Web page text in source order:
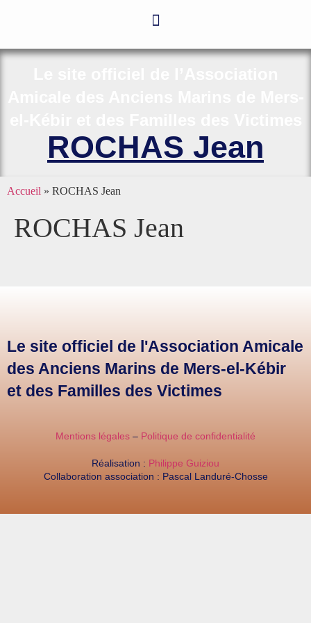
ROCHAS Jean
Accueil » ROCHAS Jean
ROCHAS Jean
Le site officiel de l'Association Amicale
des Anciens Marins de Mers-el-Kébir
et des Familles des Victimes
Mentions légales – Politique de confidentialité
Réalisation : Philippe Guiziou
Collaboration association : Pascal Landuré-Chosse